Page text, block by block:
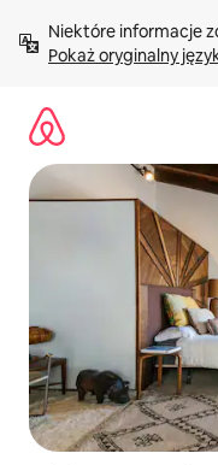
treści Pokaż oryginalny